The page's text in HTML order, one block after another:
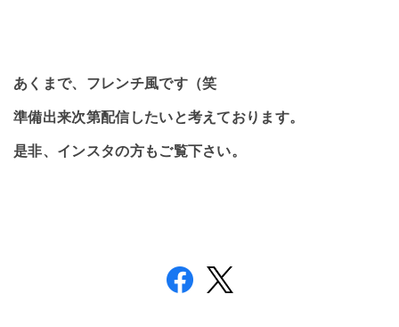
あくまで、フレンチ風です（笑
準備出来次第配信したいと考えております。
是非、インスタの方もご覧下さい。